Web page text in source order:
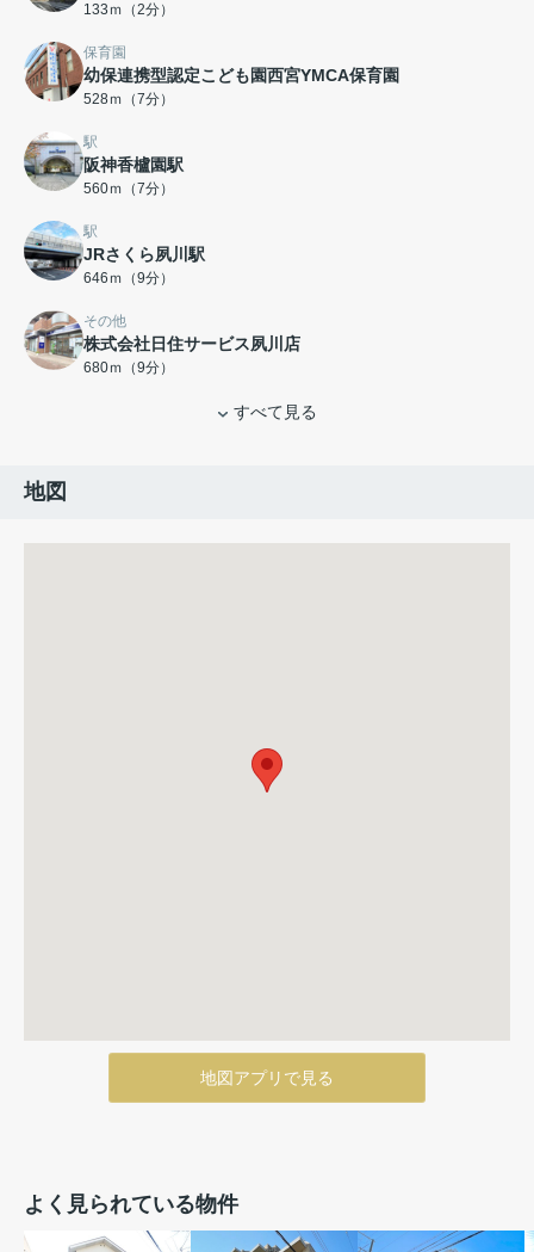
133ｍ（2分）
保育園
幼保連携型認定こども園西宮YMCA保育園
528ｍ（7分）
駅
阪神香櫨園駅
560ｍ（7分）
駅
JRさくら夙川駅
646ｍ（9分）
その他
株式会社日住サービス夙川店
680ｍ（9分）
すべて見る
地図
地図アプリで見る
よく見られている物件